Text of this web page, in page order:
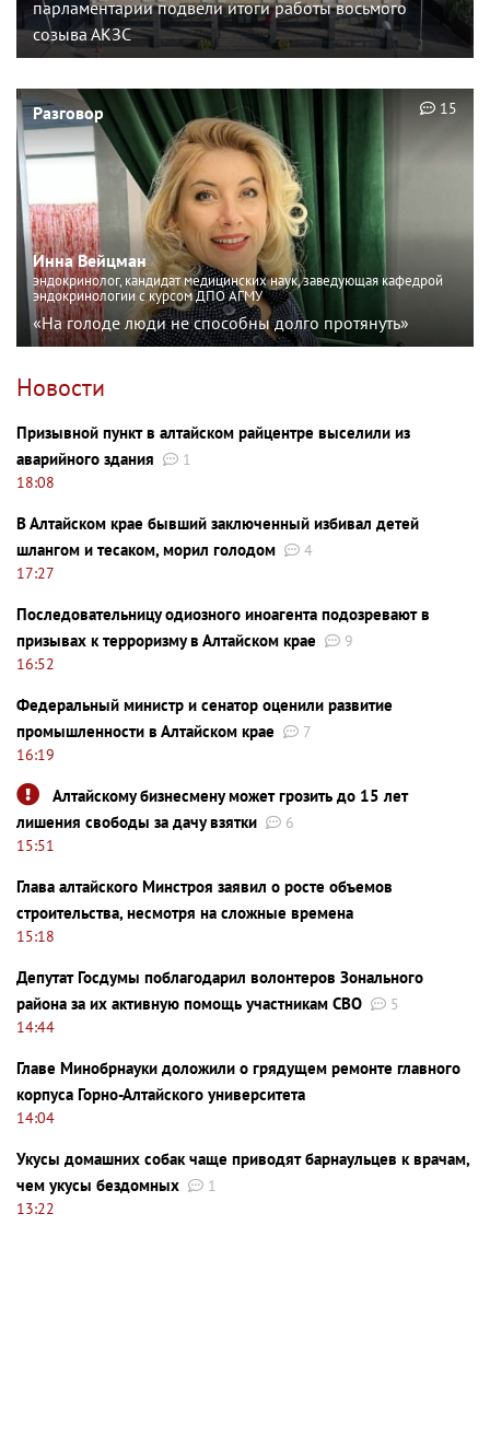
парламентарии подвели итоги работы восьмого
созыва АКЗС
Разговор
Инна Вейцман
эндокринолог, кандидат медицинских наук, заведующая кафедрой
эндокринологии с курсом ДПО АГМУ
«На голоде люди не способны долго протянуть»
15
Новости
Призывной пункт в алтайском райцентре выселили из
аварийного здания
1
18:08
В Алтайском крае бывший заключенный избивал детей
шлангом и тесаком, морил голодом
4
17:27
Последовательницу одиозного иноагента подозревают в
призывах к терроризму в Алтайском крае
9
16:52
Федеральный министр и сенатор оценили развитие
промышленности в Алтайском крае
7
16:19
Алтайскому бизнесмену может грозить до 15 лет
лишения свободы за дачу взятки
6
15:51
Глава алтайского Минстроя заявил о росте объемов
строительства, несмотря на сложные времена
15:18
Депутат Госдумы поблагодарил волонтеров Зонального
района за их активную помощь участникам СВО
5
14:44
Главе Минобрнауки доложили о грядущем ремонте главного
корпуса Горно-Алтайского университета
14:04
Укусы домашних собак чаще приводят барнаульцев к врачам,
чем укусы бездомных
1
13:22